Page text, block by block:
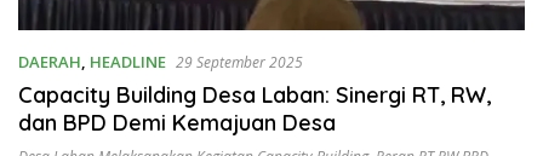
DAERAH, HEADLINE 29 September 2025
Capacity Building Desa Laban: Sinergi RT, RW,
dan BPD Demi Kemajuan Desa